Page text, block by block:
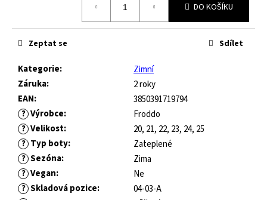
DO KOŠÍKU
Kategorie:
Zimní
Záruka:
2 roky
EAN:
3850391719794
? Výrobce:
Froddo
? Velikost:
20, 21, 22, 23, 24, 25
? Typ boty:
Zateplené
? Sezóna:
Zima
? Vegan:
Ne
? Skladová pozice:
04-03-A
Zeptat se Sdílet
e
JOMA
HORIZON
JUNIOR
BAREFOOT
2604
ROYAL
BLUE
547
Kč
Původně:
821
Kč